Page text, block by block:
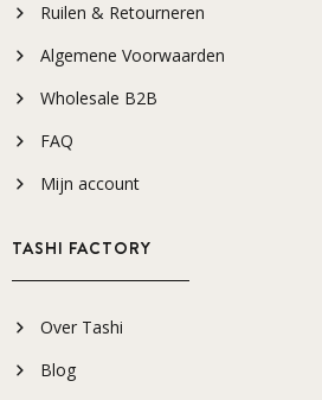
Ruilen & Retourneren
Algemene Voorwaarden
Wholesale B2B
FAQ
Mijn account
TASHI FACTORY
Over Tashi
Blog